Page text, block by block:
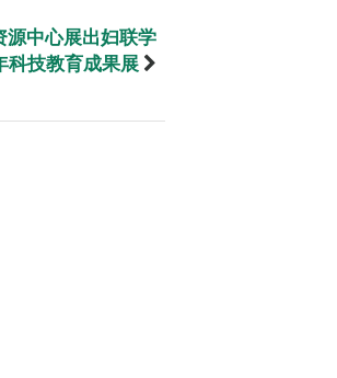
源中心展出妇联学
科技教育成果展